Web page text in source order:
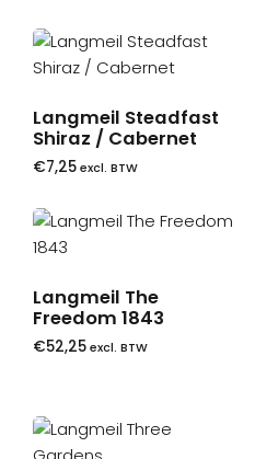
Langmeil Steadfast
Shiraz / Cabernet
€7,25 excl. BTW
Langmeil The
Freedom 1843
€52,25 excl. BTW